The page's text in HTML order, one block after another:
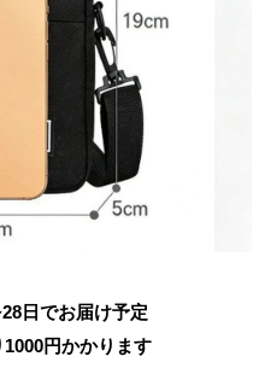
日でお届け予定
1000円かかります